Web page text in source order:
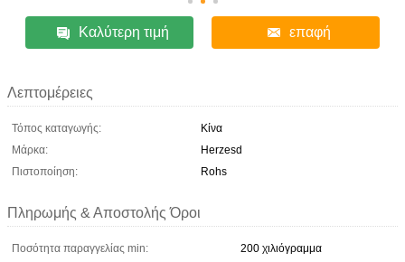
Καλύτερη τιμή επαφή
Λεπτομέρειες
Τόπος καταγωγής:
Κίνα
Μάρκα:
Herzesd
Πιστοποίηση:
Rohs
Πληρωμής & Αποστολής Όροι
Ποσότητα παραγγελίας min:
200 χιλιόγραμμα